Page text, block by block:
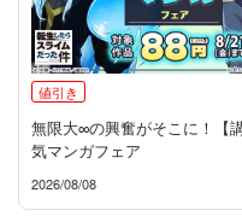
値引き
無限大∞の興奮がそこに！【
気マンガフェア
2026/08/08